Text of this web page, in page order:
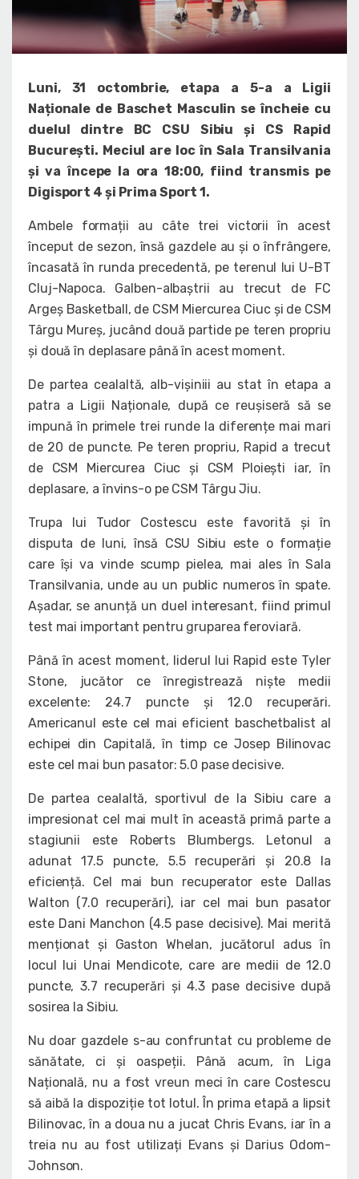
Luni, 31 octombrie, etapa a 5-a a Ligii
Naționale de Baschet Masculin se încheie cu
duelul dintre BC CSU Sibiu și CS Rapid
București. Meciul are loc în Sala Transilvania
și va începe la ora 18:00, fiind transmis pe
Digisport 4 și Prima Sport 1.
Ambele formații au câte trei victorii în acest
început de sezon, însă gazdele au și o înfrângere,
încasată în runda precedentă, pe terenul lui U-BT
Cluj-Napoca. Galben-albaștrii au trecut de FC
Argeș Basketball, de CSM Miercurea Ciuc și de CSM
Târgu Mureș, jucând două partide pe teren propriu
și două în deplasare până în acest moment.
De partea cealaltă, alb-vișiniii au stat în etapa a
patra a Ligii Naționale, după ce reușiseră să se
impună în primele trei runde la diferențe mai mari
de 20 de puncte. Pe teren propriu, Rapid a trecut
de CSM Miercurea Ciuc și CSM Ploiești iar, în
deplasare, a învins-o pe CSM Târgu Jiu.
Trupa lui Tudor Costescu este favorită și în
disputa de luni, însă CSU Sibiu este o formație
care își va vinde scump pielea, mai ales în Sala
Transilvania, unde au un public numeros în spate.
Așadar, se anunță un duel interesant, fiind primul
test mai important pentru gruparea feroviară.
Până în acest moment, liderul lui Rapid este Tyler
Stone, jucător ce înregistrează niște medii
excelente: 24.7 puncte și 12.0 recuperări.
Americanul este cel mai eficient baschetbalist al
echipei din Capitală, în timp ce Josep Bilinovac
este cel mai bun pasator: 5.0 pase decisive.
De partea cealaltă, sportivul de la Sibiu care a
impresionat cel mai mult în această primă parte a
stagiunii este Roberts Blumbergs. Letonul a
adunat 17.5 puncte, 5.5 recuperări și 20.8 la
eficiență. Cel mai bun recuperator este Dallas
Walton (7.0 recuperări), iar cel mai bun pasator
este Dani Manchon (4.5 pase decisive). Mai merită
menționat și Gaston Whelan, jucătorul adus în
locul lui Unai Mendicote, care are medii de 12.0
puncte, 3.7 recuperări și 4.3 pase decisive după
sosirea la Sibiu.
Nu doar gazdele s-au confruntat cu probleme de
sănătate, ci și oaspeții. Până acum, în Liga
Națională, nu a fost vreun meci în care Costescu
să aibă la dispoziție tot lotul. În prima etapă a lipsit
Bilinovac, în a doua nu a jucat Chris Evans, iar în a
treia nu au fost utilizați Evans și Darius Odom-
Johnson.